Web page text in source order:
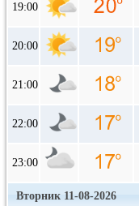
19:00
20:00
21:00
22:00
23:00
Вторник 11-08-2026